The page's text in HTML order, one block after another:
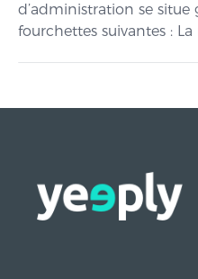
d’administration se
fourchettes suivantes : La